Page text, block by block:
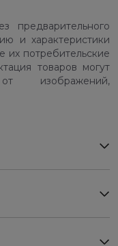
предварительного
и характеристики
потребительские
товаров могут
изображений,